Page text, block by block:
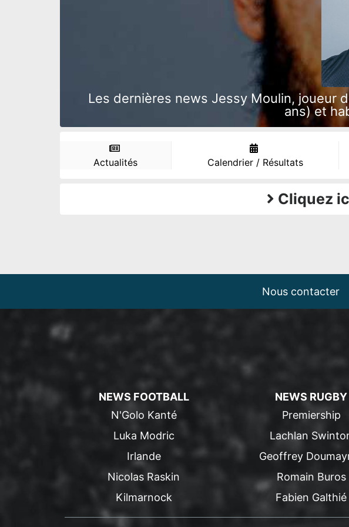
Les dernières news Jessy Moulin, joueur
ans) et
Actualités Calendrier / Résultats
Cliquez
Nous contacter
NEWS FOOTBALL
N'Golo Kanté
Luka Modric
Irlande
Nicolas Raskin
Kilmarnock
NEWS RUGBY
Premiership
Lachlan
Geoffrey
Romain Buros
Fabien Galthié